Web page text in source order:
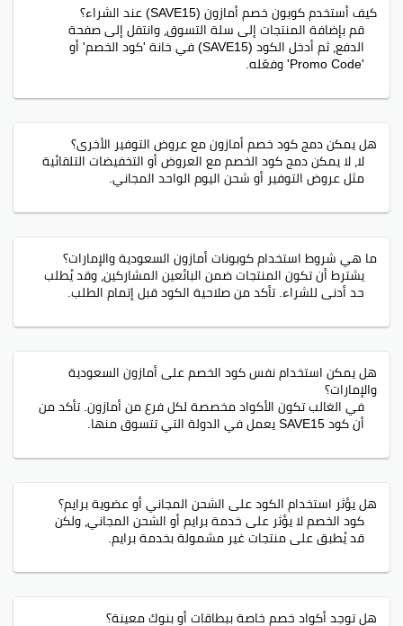
كيف أستخدم كوبون خصم أمازون (SAVE15) عند الشراء؟
قم بإضافة المنتجات إلى سلة التسوق، وانتقل إلى صفحة
الدفع، ثم أدخل الكود (SAVE15) في خانة 'كود الخصم' أو
'Promo Code' وفعّله.
هل يمكن دمج كود خصم أمازون مع عروض التوفير الأخرى؟
لا، لا يمكن دمج كود الخصم مع العروض أو التخفيضات التلقائية
مثل عروض التوفير أو شحن اليوم الواحد المجاني.
ما هي شروط استخدام كوبونات أمازون السعودية والإمارات؟
يشترط أن تكون المنتجات ضمن البائعين المشاركين، وقد يُطلب
حد أدنى للشراء. تأكد من صلاحية الكود قبل إتمام الطلب.
هل يمكن استخدام نفس كود الخصم على أمازون السعودية
والإمارات؟
في الغالب تكون الأكواد مخصصة لكل فرع من أمازون. تأكد من
أن كود SAVE15 يعمل في الدولة التي تتسوق منها.
هل يؤثر استخدام الكود على الشحن المجاني أو عضوية برايم؟
كود الخصم لا يؤثر على خدمة برايم أو الشحن المجاني، ولكن
قد يُطبق على منتجات غير مشمولة بخدمة برايم.
هل توجد أكواد خصم خاصة ببطاقات أو بنوك معينة؟